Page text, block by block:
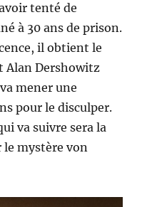
tenté de
à 30 ans de prison.
il obtient le
Alan Dershowitz
mener une
pour le disculper.
va suivre sera la
le mystère von